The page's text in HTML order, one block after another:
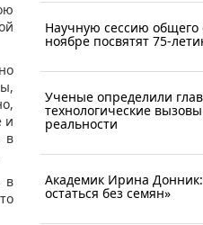
и
в
в
Научную сессию общего
ноябре посвятят 75-
Ученые определили
технологические
реальности
Академик Ирина
остаться без семян»